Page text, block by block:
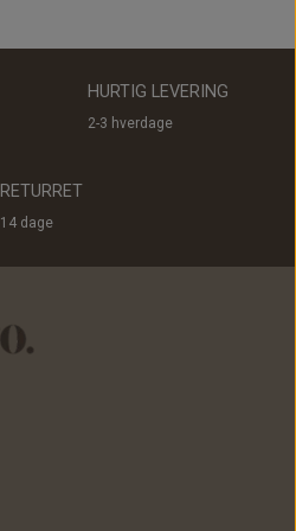
HURTIG LEVERING
2-3 hverdage
RETURRET
14 dage